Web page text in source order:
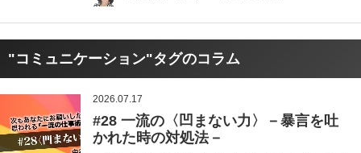
"コミュニケーション"タグのコラム
2026.07.17
#28 一流の〈凹まない力〉－暴言を吐
かれた時の対処法－